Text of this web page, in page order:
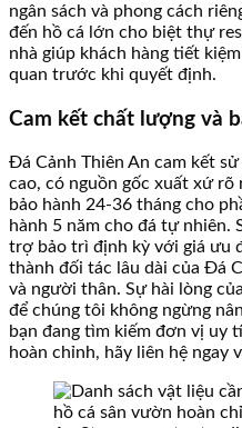
ngân sách và phong cách
đến hồ cá lớn cho biệt thự
nhà giúp khách hàng tiết
quan trước khi quyết định.
Cam kết chất lượng và
Đá Cảnh Thiên An cam kết
cao, có nguồn gốc xuất xứ
bảo hành 24-36 tháng cho
hành 5 năm cho đá tự nhiên.
trợ bảo trì định kỳ với giá ưu
thành đối tác lâu dài của Đá
và người thân. Sự hài lòng
để chúng tôi không ngừng
bạn đang tìm kiếm đơn vị uy
hoàn chỉnh, hãy liên hệ ngay